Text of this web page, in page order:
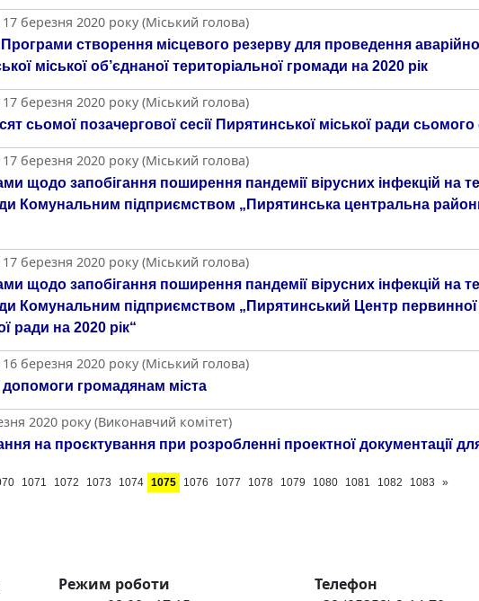
березня 2020 року (Міський голова)
створення місцевого резерву для проведення
міської об’єднаної територіальної громади на 2020 рік
березня 2020 року (Міський голова)
сьомої позачергової сесії Пирятинської міської ради
березня 2020 року (Міський голова)
щодо запобігання поширення пандемії вірусних інфекцій на
Комунальним підприємством „Пирятинська центральна
березня 2020 року (Міський голова)
щодо запобігання поширення пандемії вірусних інфекцій на
Комунальним підприємством „Пирятинський Центр первинної
ради на 2020 рік“
березня 2020 року (Міський голова)
допомоги громадянам міста
2020 року (Виконавчий комітет)
на проєктування при розробленні проектної документації
1071 1072 1073 1074 1075 1076 1077 1078 1079 1080 1081 1082 1083 »
Режим роботи
Телефон